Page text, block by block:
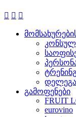
გამოფენები
FRUIT
eurovino